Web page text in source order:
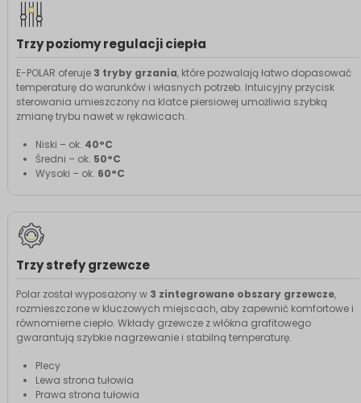
Trzy poziomy regulacji ciepła
E-POLAR oferuje 3 tryby grzania, które pozwalają łatwo dopasować
temperaturę do warunków i własnych potrzeb. Intuicyjny przycisk
sterowania umieszczony na klatce piersiowej umożliwia szybką
zmianę trybu nawet w rękawicach.
Niski – ok. 40°C
Średni – ok. 50°C
Wysoki – ok. 60°C
Trzy strefy grzewcze
Polar został wyposażony w 3 zintegrowane obszary grzewcze,
rozmieszczone w kluczowych miejscach, aby zapewnić komfortowe i
równomierne ciepło. Wkłady grzewcze z włókna grafitowego
gwarantują szybkie nagrzewanie i stabilną temperaturę.
Plecy
Lewa strona tułowia
Prawa strona tułowia